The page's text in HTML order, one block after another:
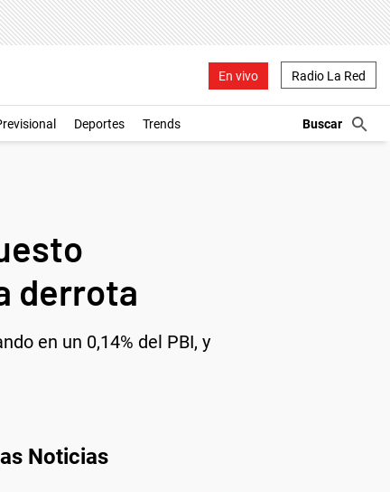
En vivo Radio La Red
Deportes Trends
derrota
en un 0,14% del PBI, y
Noticias